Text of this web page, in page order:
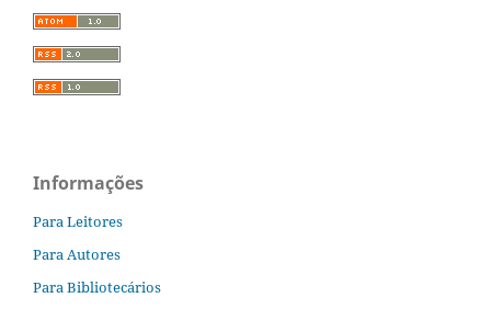
Informações
Para Leitores
Para Autores
Para Bibliotecários